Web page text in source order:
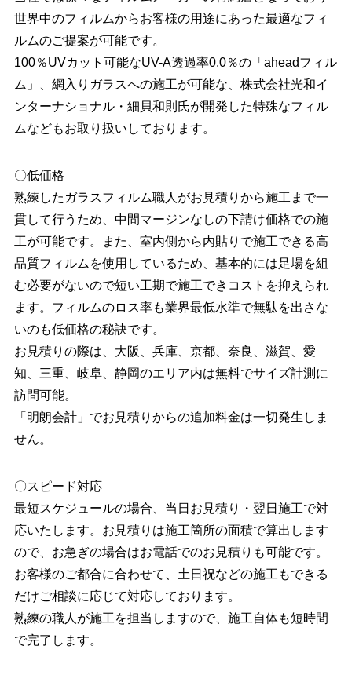
世界中のフィルムからお客様の用途にあった最適なフィ
ルムのご提案が可能です。
100％UVカット可能なUV-A透過率0.0％の「aheadフィル
ム」、網入りガラスへの施工が可能な、株式会社光和イ
ンターナショナル・細貝和則氏が開発した特殊なフィル
ムなどもお取り扱いしております。
〇低価格
熟練したガラスフィルム職人がお⾒積りから施工まで一
貫して行うため、中間マージンなしの下請け価格での施
工が可能です。また、室内側から内貼りで施工できる高
品質フィルムを使用しているため、基本的には足場を組
む必要がないので短い工期で施工できコストを抑えられ
ます。フィルムのロス率も業界最低⽔準で無駄を出さな
いのも低価格の秘訣です。
お見積りの際は、大阪、兵庫、京都、奈良、滋賀、愛
知、三重、岐阜、静岡のエリア内は無料でサイズ計測に
訪問可能。
「明朗会計」でお見積りからの追加料金は一切発生しま
せん。
〇スピード対応
最短スケジュールの場合、当日お見積り・翌日施工で対
応いたします。お見積りは施工箇所の面積で算出します
ので、お急ぎの場合はお電話でのお見積りも可能です。
お客様のご都合に合わせて、土日祝などの施工もできる
だけご相談に応じて対応しております。
熟練の職人が施工を担当しますので、施工自体も短時間
で完了します。